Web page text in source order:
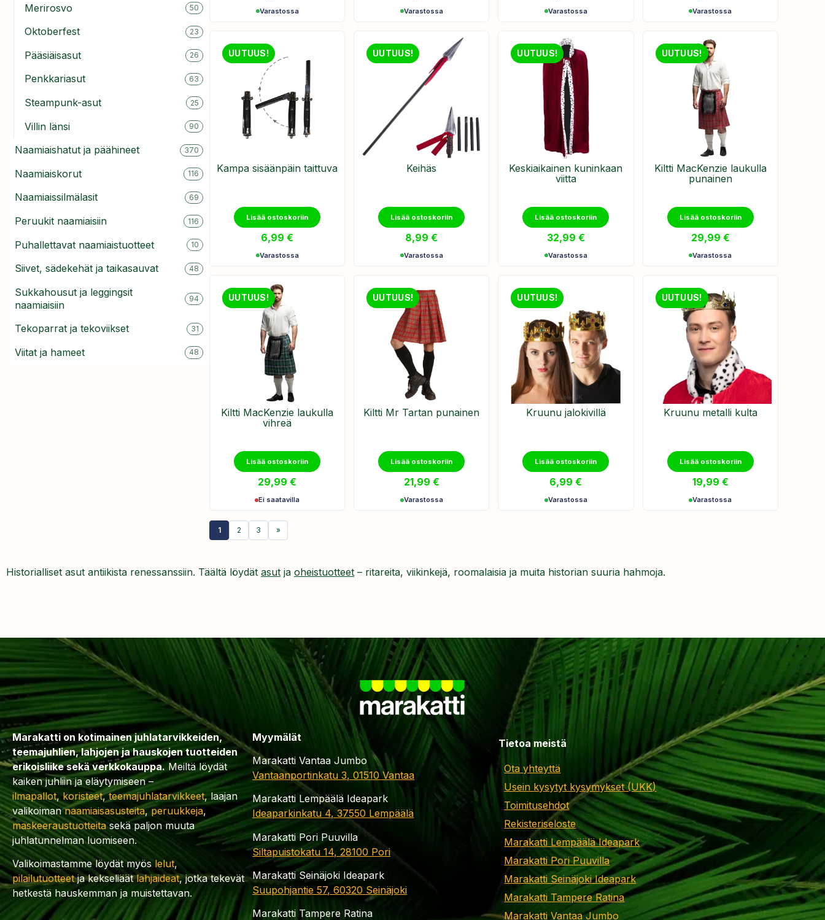
Merirosvo 50
Oktoberfest 23
Pääsiäisasut 26
Penkkariasut 63
Steampunk-asut 25
Villin länsi 90
Naamiaishatut ja päähineet 370
Naamiaiskorut 116
Naamiaissilmälasit 69
Peruukit naamiaisiin 116
Puhallettavat naamiaistuotteet 10
Siivet, sädekehät ja taikasauvat 48
Sukkahousut ja leggingsit
naamiaisiin
94
Tekoparrat ja tekoviikset 31
Viitat ja hameet 48
Varastossa Varastossa Varastossa Varastossa
UUTUUS!
Kampa sisäänpäin taittuva
Lisää ostoskoriin
6,99€
Varastossa
UUTUUS!
Keihäs
Lisää ostoskoriin
8,99€
Varastossa
UUTUUS!
Keskiaikainen kuninkaan
viitta
Lisää ostoskoriin
32,99 €
Varastossa
UUTUUS!
Kiltti MacKenzie laukulla
punainen
Lisää ostoskoriin
29,99 €
Varastossa
UUTUUS!
Kiltti MacKenzie laukulla
vihreä
Lisää ostoskoriin
29,99€
Ei saatavilla
UUTUUS!
Kiltti Mr Tartan punainen
Lisää ostoskoriin
21,99 €
Varastossa
UUTUUS!
Kruunu jalokivillä
Lisää ostoskoriin
6,99€
Varastossa
UUTUUS!
Kruunu metalli kulta
Lisää ostoskoriin
19,99 €
Varastossa
1 2 3 »
Historialliset asut antiikista renessanssiin. Täältä löydät asut ja oheistuotteet – ritareita, viikinkejä, roomalaisia ja muita historian suuria hahmoja.
Marakatti on kotimainen juhlatarvikkeiden,
teemajuhlien, lahjojen ja hauskojen tuotteiden
erikoisliike sekä verkkokauppa.Meiltä löydät
kaiken juhliin ja eläytymiseen –
ilmapallot,koristeet,teemajuhlatarvikkeet, laajan
valikoimannaamiaisasusteita,peruukkeja,
maskeeraustuotteitasekä paljon muuta
juhlatunnelman luomiseen.
Valikoimastamme löydät myöslelut,
pilailutuotteetja kekseliäätlahjaideat, jotka tekevät
hetkestä hauskemman ja muistettavan.
Myymälät
Marakatti Vantaa Jumbo
Vantaanportinkatu 3, 01510 Vantaa
Marakatti Lempäälä Ideapark
Ideaparkinkatu 4, 37550 Lempäälä
Marakatti Pori Puuvilla
Siltapuistokatu 14, 28100 Pori
Marakatti Seinäjoki Ideapark
Suupohjantie 57, 60320 Seinäjoki
Marakatti Tampere Ratina
Tietoa meistä
Ota yhteyttä
Usein kysytyt kysymykset (UKK)
Toimitusehdot
Rekisteriseloste
Marakatti Lempäälä Ideapark
Marakatti Pori Puuvilla
Marakatti Seinäjoki Ideapark
Marakatti Tampere Ratina
Marakatti Vantaa Jumbo